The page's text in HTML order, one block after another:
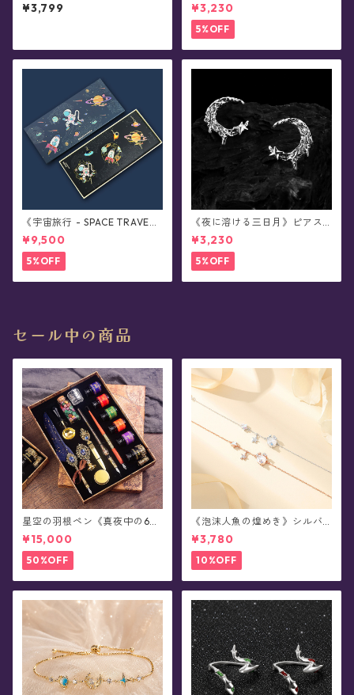
¥3,799 ¥3,230
5%OFF
《宇宙旅行 - SPACE TRAVE
L》ブックマーカー・全3種コ
ンプリートボックス
¥9,500
5%OFF
《夜に溶ける三日月》ピアス/
イヤリング
¥3,230
5%OFF
セール中の商品
星空の羽根ペン《真夜中の6彩
星魔法団》ガラスペン・イン
クセット(シーリングスタンプ
付き/全8色)0011
¥15,000
50%OFF
《泡沫人魚の煌めき》シルバ
ーブレスレット
¥3,780
10%OFF